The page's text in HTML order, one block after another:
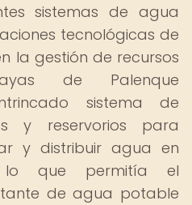
sistemas de agua
tecnológicas de
la gestión de recursos
de Palenque
sistema de
y reservorios para
y distribuir agua en
que permitía el
de agua potable